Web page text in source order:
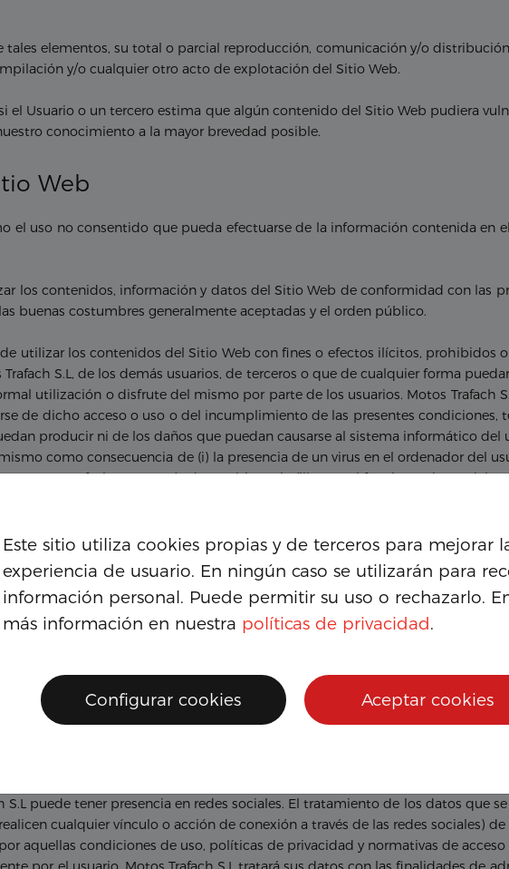
elementos, su total o parcial reproducción, comunicación y/o
y/o cualquier otro acto de explotación del Sitio Web.
el Usuario o un tercero estima que algún contenido del Sitio Web pudiera
conocimiento a la mayor brevedad posible.
Web
el uso no consentido que pueda efectuarse de la información contenida en
los contenidos, información y datos del Sitio Web de conformidad con las
buenas costumbres generalmente aceptadas y el orden público.
utilizar los contenidos del Sitio Web con fines o efectos ilícitos, prohibidos
S.L, de los demás usuarios, de terceros o que de cualquier forma
utilización o disfrute del mismo por parte de los usuarios. Motos Trafach
de dicho acceso o uso o del incumplimiento de las presentes condiciones,
producir ni de los daños que puedan causarse al sistema informático del
como consecuencia de (i) la presencia de un virus en el ordenador del
Motos Trafach S.L a través de su Sitio Web; (ii) un mal funcionamiento del
utilizar enlaces con otras páginas o sitios web. Motos Trafach S.L no se
otra página o sitio web a través del cual se tiene acceso desde el presente
ausencia de virus u otros elementos en los contenidos enlazados desde el
(hardware y software) y/o en los documentos o los ficheros del
daños de cualquier índole ocasionados por todo lo anterior.
puede tener presencia en redes sociales. El tratamiento de los datos que
cualquier vínculo o acción de conexión a través de las redes sociales)
aquellas condiciones de uso, políticas de privacidad y normativas de
Este sitio utiliza cookies propias y de terceros para mejorar
experiencia de usuario. En ningún caso se utilizarán para
información personal. Puede permitir su uso o rechazarlo.
más información en nuestra políticas de privacidad.
Configurar cookies Aceptar cookies